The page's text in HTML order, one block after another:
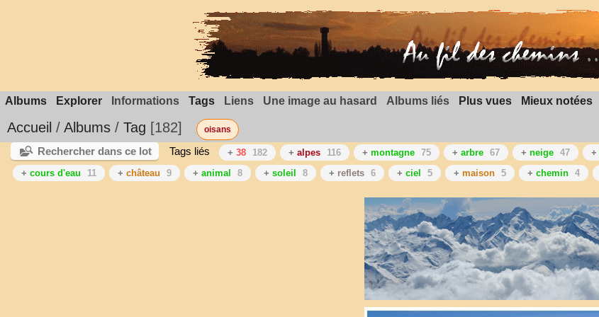
Albums Explorer Informations Tags Liens Une image au hasard Albums liés Plus vues Mieux notées
Accueil / Albums / Tag 182 oisans
Rechercher dans ce lot Tags liés + 38 182 + alpes 116 + montagne 75 + arbre 67 + neige 47 +
+ cours d'eau 11 + château 9 + animal 8 + soleil 8 + reflets 6 + ciel 5 + maison 5 + chemin 4